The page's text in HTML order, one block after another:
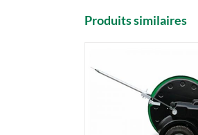
Produits similaires
DETAILS